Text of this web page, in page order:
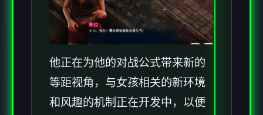
他正在为他的对战公式带来新的
等距视角，与女孩相关的新环境
和风趣的机制正在开发中，以便